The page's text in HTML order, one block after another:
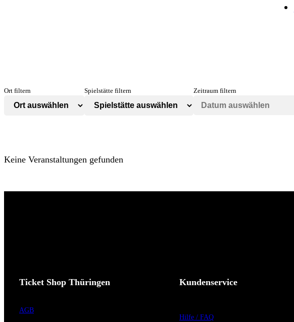
Ort filtern Spielstätte filtern Zeitraum filtern
Keine Veranstaltungen gefunden
Ticket Shop Thüringen
AGB
Kundenservice
Hilfe / FAQ